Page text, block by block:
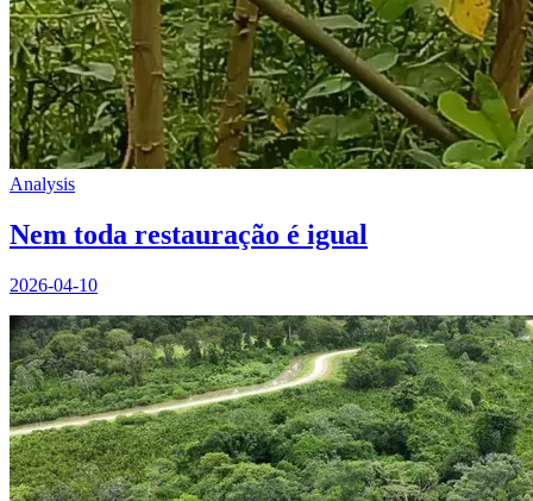
Analysis
Nem toda restauração é igual
2026-04-10